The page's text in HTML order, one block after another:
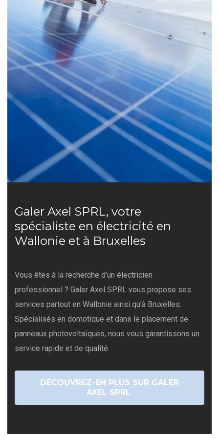
Galer Axel SPRL, votre
spécialiste en électricité en
Wallonie et à Bruxelles
Vous êtes à la recherche d’un électricien
professionnel ? Galer Axel SPRL vous propose ses
services partout en Wallonie ainsi qu’à Bruxelles.
Spécialisés en domotique et dans le placement de
panneaux photovoltaïques, nous vous garantissons un
service rapide et de qualité.
DÉCOUVREZ-EN PLUS SUR GALER
AXEL SPRL